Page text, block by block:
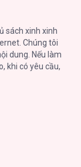
sách xinh xinh
Chúng tôi
dung. Nếu làm
khi có yêu cầu,